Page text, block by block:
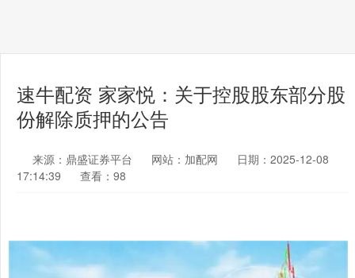
速牛配资 家家悦：关于控股股东部分股
份解除质押的公告
来源：鼎盛证券平台 网站：加配网
日期：2025-12-08
17:14:39
查看：98